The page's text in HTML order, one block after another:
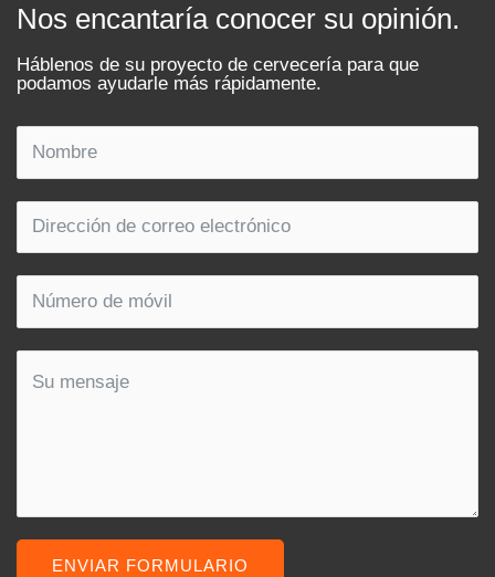
Nos encantaría conocer su opinión.
Háblenos de su proyecto de cervecería para que
podamos ayudarle más rápidamente.
ENVIAR FORMULARIO